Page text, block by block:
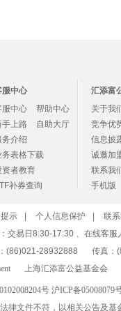
服中心
服中心
帮助中心
手上路
自助大厅
务介绍
务表格下载
资者教育
补券查询
汇添富
关于我
竞争优
信息披
诚邀加
联系我
手机版
示 个人信息保护 联
交易日8:30-17:30 、在线客服
(86)021-28932888
传真：
上海汇添富公益基金会
号 沪ICP备05008079
文件不符，以相关公告及基